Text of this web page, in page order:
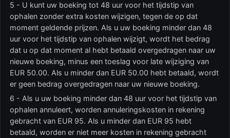
5 - U kunt uw boeking tot 48 uur voor het tijdstip van
ophalen zonder extra kosten wijzigen, tegen de op dat
moment geldende prijzen. Als u uw boeking minder dan 48
uur voor het tijdstip van ophalen wijzigt, wordt het bedrag
dat u op dat moment al hebt betaald overgedragen naar uw
nieuwe boeking, minus een toeslag voor late wijziging van
EUR 50.00. Als u minder dan EUR 50.00 hebt betaald, wordt
er geen bedrag overgedragen naar uw nieuwe boeking.
6 - Als u uw boeking minder dan 48 uur voor het tijdstip van
ophalen annuleert, worden annuleringskosten in rekening
gebracht van EUR 95. Als u minder dan EUR 95 hebt
betaald, worden er niet meer kosten in rekening gebracht